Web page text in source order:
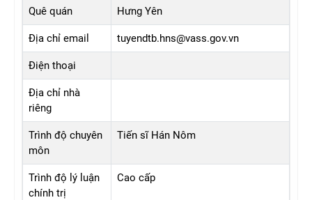
Quê quán Hưng Yên
Địa chỉ email tuyendtb.hns@vass.gov.vn
Điện thoại
Địa chỉ nhà
riêng
Trình độ chuyên
môn
Tiến sĩ Hán Nôm
Trình độ lý luận
chính trị
Cao cấp